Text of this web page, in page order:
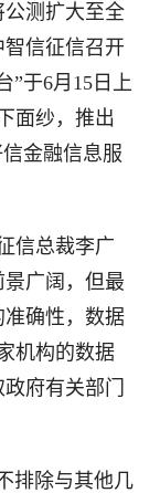
公测扩大至全
信征信召开
”于6月15日上
面纱，推出
金融信息服
信总裁李广
广阔，但最
确性，数据
机构的数据
府有关部门
排除与其他几